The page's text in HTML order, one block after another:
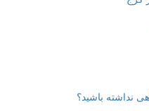
باشید؟